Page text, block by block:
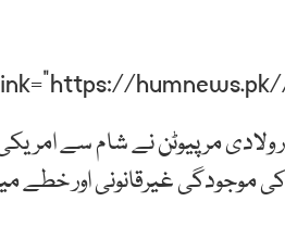
مر پیوٹن نے شام سے
موجودگی غیرقانونی اور خطے